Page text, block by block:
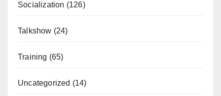
Socialization (126)
Talkshow (24)
Training (65)
Uncategorized (14)